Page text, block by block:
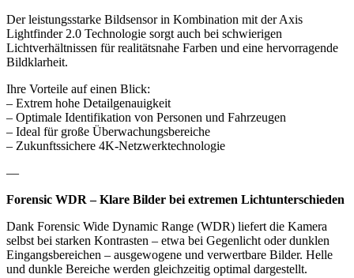
Der leistungsstarke Bildsensor in Kombination mit der Axis
Lightfinder 2.0 Technologie sorgt auch bei schwierigen
Lichtverhältnissen für realitätsnahe Farben und eine hervorragende
Bildklarheit.
Ihre Vorteile auf einen Blick:
– Extrem hohe Detailgenauigkeit
– Optimale Identifikation von Personen und Fahrzeugen
– Ideal für große Überwachungsbereiche
– Zukunftssichere 4K-Netzwerktechnologie
—
Forensic WDR – Klare Bilder bei extremen Lichtunterschieden
Dank Forensic Wide Dynamic Range (WDR) liefert die Kamera
selbst bei starken Kontrasten – etwa bei Gegenlicht oder dunklen
Eingangsbereichen – ausgewogene und verwertbare Bilder. Helle
und dunkle Bereiche werden gleichzeitig optimal dargestellt.